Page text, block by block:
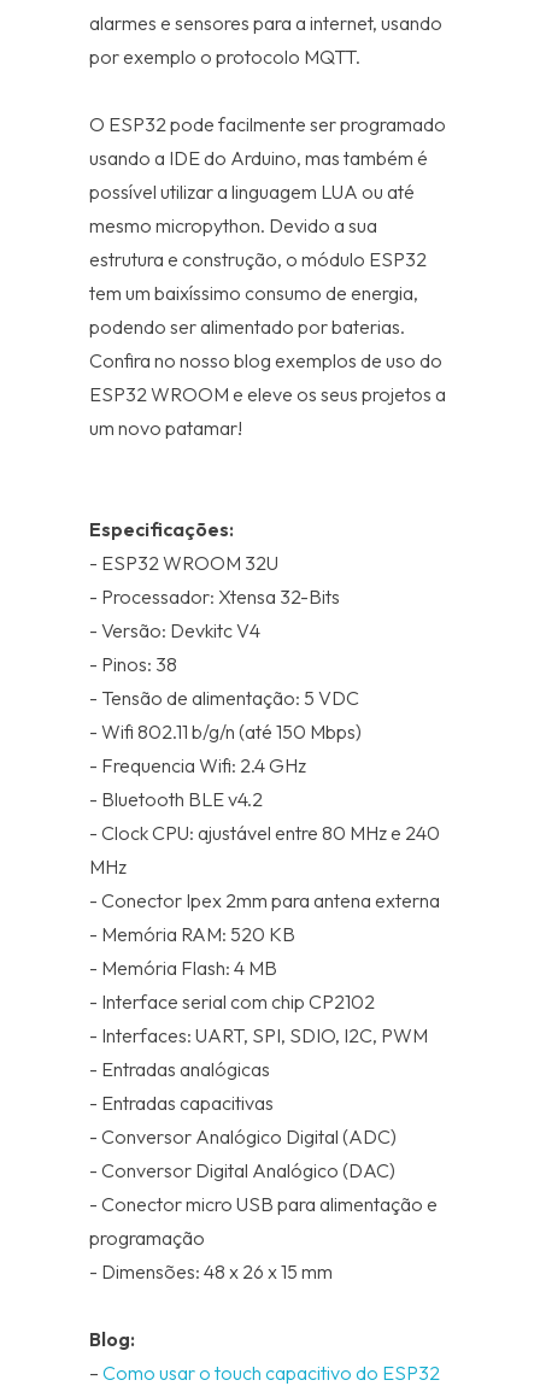
alarmes e sensores para a internet, usando
por exemplo o protocolo MQTT.
O ESP32 pode facilmente ser programado
usando a IDE do Arduino, mas também é
possível utilizar a linguagem LUA ou até
mesmo micropython. Devido a sua
estrutura e construção, o módulo ESP32
tem um baixíssimo consumo de energia,
podendo ser alimentado por baterias.
Confira no nosso blog exemplos de uso do
ESP32 WROOM e eleve os seus projetos a
um novo patamar!
Especificações:
- ESP32 WROOM 32U
- Processador: Xtensa 32-Bits
- Versão: Devkitc V4
- Pinos: 38
- Tensão de alimentação: 5 VDC
- Wifi 802.11 b/g/n (até 150 Mbps)
- Frequencia Wifi: 2.4 GHz
- Bluetooth BLE v4.2
- Clock CPU: ajustável entre 80 MHz e 240
MHz
- Conector Ipex 2mm para antena externa
- Memória RAM: 520 KB
- Memória Flash: 4 MB
- Interface serial com chip CP2102
- Interfaces: UART, SPI, SDIO, I2C, PWM
- Entradas analógicas
- Entradas capacitivas
- Conversor Analógico Digital (ADC)
- Conversor Digital Analógico (DAC)
- Conector micro USB para alimentação e
programação
- Dimensões: 48 x 26 x 15 mm
Blog:
– Como usar o touch capacitivo do ESP32